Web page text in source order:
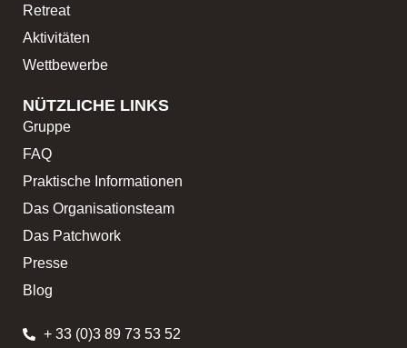
Retreat
Aktivitäten
Wettbewerbe
NÜTZLICHE LINKS
Gruppe
FAQ
Praktische Informationen
Das Organisationsteam
Das Patchwork
Presse
Blog
+ 33 (0)3 89 73 53 52